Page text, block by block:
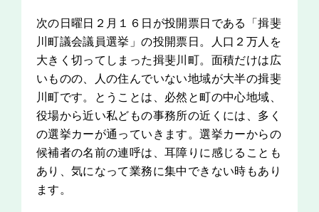
次の日曜日２月１６日が投開票日である「揖斐
川町議会議員選挙」の投開票日。人口２万人を
大きく切ってしまった揖斐川町。面積だけは広
いものの、人の住んでいない地域が大半の揖斐
川町です。とうことは、必然と町の中心地域、
役場から近い私どもの事務所の近くには、多く
の選挙カーが通っていきます。選挙カーからの
候補者の名前の連呼は、耳障りに感じることも
あり、気になって業務に集中できない時もあり
ます。